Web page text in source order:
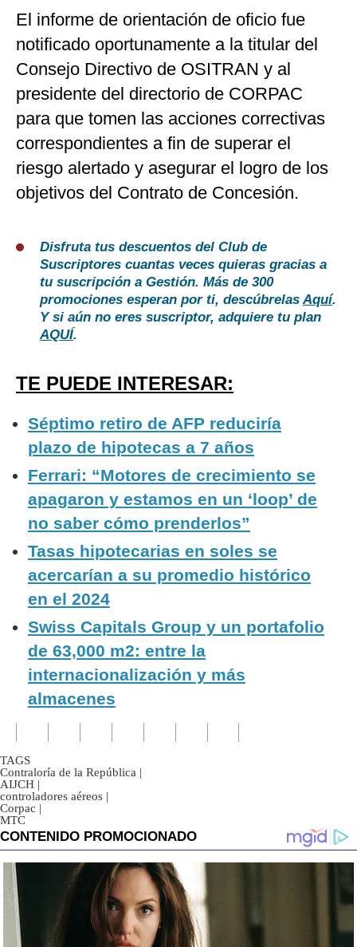
El informe de orientación de oficio fue
notificado oportunamente a la titular del
Consejo Directivo de OSITRAN y al
presidente del directorio de CORPAC
para que tomen las acciones correctivas
correspondientes a fin de superar el
riesgo alertado y asegurar el logro de los
objetivos del Contrato de Concesión.
Disfruta tus descuentos del Club de
Suscriptores cuantas veces quieras gracias a
tu suscripción a Gestión. Más de 300
promociones esperan por ti, descúbrelasAquí.
Y si aún no eres suscriptor, adquiere tu plan
AQUÍ.
TE PUEDE INTERESAR:
Séptimo retiro de AFP reduciría
plazo de hipotecas a 7 años
Ferrari: “Motores de crecimiento se
apagaron y estamos en un ‘loop’ de
no saber cómo prenderlos”
Tasas hipotecarias en soles se
acercarían a su promedio histórico
en el 2024
Swiss Capitals Group y un portafolio
de 63,000 m2: entre la
internacionalización y más
almacenes
TAGS
Contraloría de la República |
AIJCH |
controladores aéreos |
Corpac |
MTC